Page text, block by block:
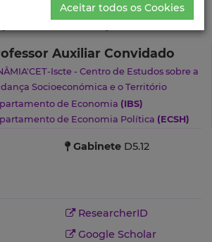
C. P. Bhimjee
Auxiliar Convidado
Iscte - Centro de Estudos sobre a
Socioeconómica e o Território
de Economia (IBS)
de Economia Política (ECSH)
Gabinete D5.12
ResearcherID
Google Scholar
Aceitar todos os Cookies